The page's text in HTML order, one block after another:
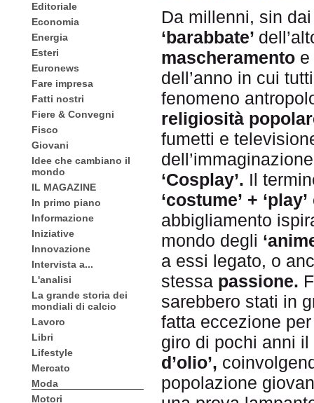
Editoriale
Economia
Energia
Esteri
Euronews
Fare impresa
Fatti nostri
Fiere & Convegni
Fisco
Giovani
Idee che cambiano il
mondo
IL MAGAZINE
In primo piano
Informazione
Iniziative
Innovazione
Intervista a...
L'analisi
La grande storia dei
mondiali di calcio
Lavoro
Libri
Lifestyle
Mercato
Moda
Motori
Da millenni, sin
‘barabbate’
mascheramento
dell’anno in cui
fenomeno
religiosità
fumetti e
‘Cosplay’. Il
‘costume’ + ‘play’
abbigliamento
mondo degli
a essi legato, o
stessa passione.
sarebbero stati in
fatta eccezione
giro di pochi anni
d’olio’,
popolazione